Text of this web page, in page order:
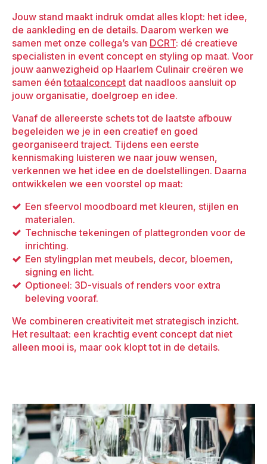
aantal
aantal
Jouw stand maakt indruk omdat alles klopt: het idee,
de aankleding en de details. Daarom werken we
samen met onze collega’s van DCRT: dé creatieve
specialisten in event concept en styling op maat. Voor
jouw aanwezigheid op Haarlem Culinair creëren we
samen ééntotaalconcept dat naadloos aansluit op
jouw organisatie, doelgroep en idee.
Vanaf de allereerste schets tot de laatste afbouw
begeleiden we je in een creatief en goed
georganiseerd traject. Tijdens een eerste
kennismaking luisteren we naar jouw wensen,
verkennen we het idee en de doelstellingen. Daarna
ontwikkelen we een voorstel op maat:
Een sfeervol moodboard met kleuren, stijlen en
materialen.
Technische tekeningen of plattegronden voor de
inrichting.
Een stylingplan met meubels, decor, bloemen,
signing en licht.
Optioneel: 3D-visuals of renders voor extra
beleving vooraf.
We combineren creativiteit met strategisch inzicht.
Het resultaat: een krachtig event concept dat niet
alleen mooi is, maar ook klopt tot in de details.